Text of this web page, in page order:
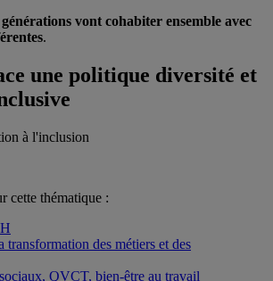
vont cohabiter ensemble avec
.
une politique diversité et
à l'inclusion
cette thématique :
transformation des métiers et des
QVCT, bien-être au travail